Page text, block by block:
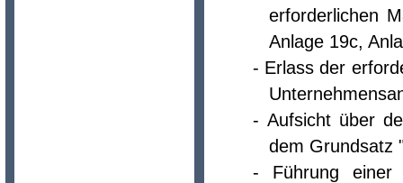
erforderlichen
Anlage 19c,
- Erlass der
- Aufsicht über
dem Grundsatz
- Führung einer